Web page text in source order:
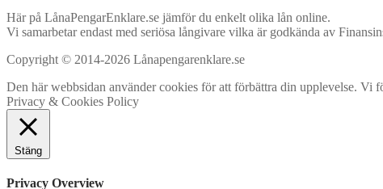
Här på LånaPengarEnklare.se jämför du enkelt olika lån online.
Vi samarbetar endast med seriösa långivare vilka är godkända av
Copyright © 2014-2026 Lånapengarenklare.se
Den här webbsidan använder cookies för att förbättra din upplevelse. Vi
Privacy & Cookies Policy
Stäng
Privacy Overview